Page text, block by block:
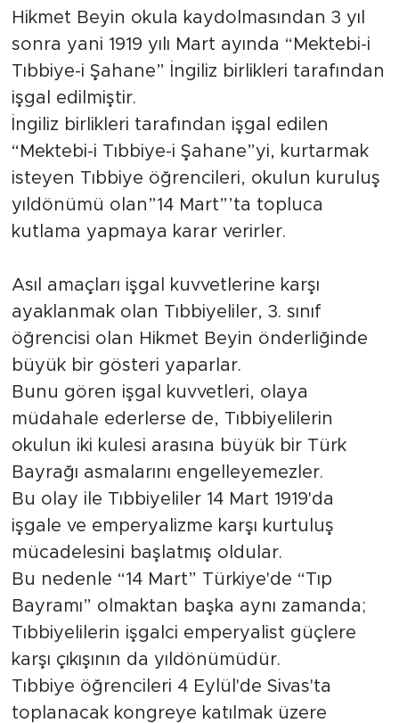
Hikmet Beyin okula kaydolmasından 3 yıl
sonra yani 1919 yılı Mart ayında “Mektebi-i
Tıbbiye-i Şahane” İngiliz birlikleri tarafından
işgal edilmiştir.
İngiliz birlikleri tarafından işgal edilen
“Mektebi-i Tıbbiye-i Şahane”yi, kurtarmak
isteyen Tıbbiye öğrencileri, okulun kuruluş
yıldönümü olan”14 Mart”’ta topluca
kutlama yapmaya karar verirler.
Asıl amaçları işgal kuvvetlerine karşı
ayaklanmak olan Tıbbiyeliler, 3. sınıf
öğrencisi olan Hikmet Beyin önderliğinde
büyük bir gösteri yaparlar.
Bunu gören işgal kuvvetleri, olaya
müdahale ederlerse de, Tıbbiyelilerin
okulun iki kulesi arasına büyük bir Türk
Bayrağı asmalarını engelleyemezler.
Bu olay ile Tıbbiyeliler 14 Mart 1919'da
işgale ve emperyalizme karşı kurtuluş
mücadelesini başlatmış oldular.
Bu nedenle “14 Mart” Türkiye'de “Tıp
Bayramı” olmaktan başka aynı zamanda;
Tıbbiyelilerin işgalci emperyalist güçlere
karşı çıkışının da yıldönümüdür.
Tıbbiye öğrencileri 4 Eylül'de Sivas'ta
toplanacak kongreye katılmak üzere